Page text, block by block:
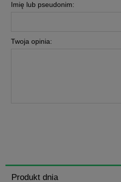
Imię lub pseudonim:
Twoja opinia:
Produkt dnia